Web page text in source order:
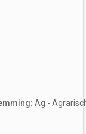
Ag -